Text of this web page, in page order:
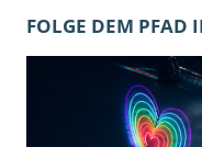
FOLGE DEM PFAD